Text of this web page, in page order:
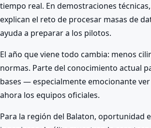
tiempo real. En demostraciones
explican el reto de procesar masas de
ayuda a preparar a los pilotos.
El año que viene todo cambia: menos
normas. Parte del conocimiento actual
bases — especialmente emocionante
ahora los equipos oficiales.
Para la región del Balaton, oportunidad